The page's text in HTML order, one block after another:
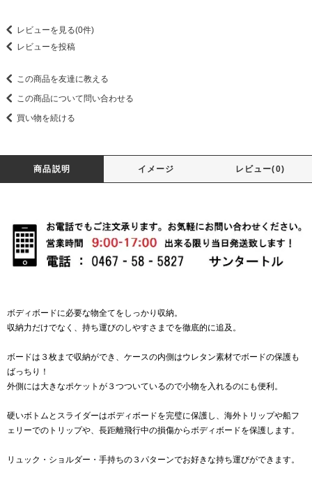
レビューを見る(0件)
レビューを投稿
この商品を友達に教える
この商品について問い合わせる
買い物を続ける
商品説明 イメージ レビュー(0)
ボディボードに必要な物全てをしっかり収納。
収納力だけでなく、持ち運びのしやすさまでを徹底的に追及。
ボードは３枚まで収納ができ、ケースの内側はウレタン素材でボードの保護も
ばっちり！
外側には大きなポケットが３つついているので小物を入れるのにも便利。
硬いボトムとスライダーはボディボードを完璧に保護し、海外トリップや船フ
ェリーでのトリップや、長距離飛行中の損傷からボディボードを保護します。
リュック・ショルダー・手持ちの３パターンでお好きな持ち運びができます。